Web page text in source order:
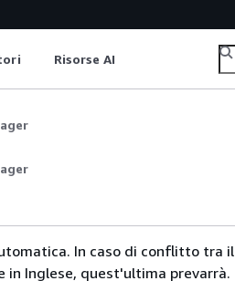
Risorse AI
In caso di conflitto tra il
in Inglese, quest'ultima prevarrà.